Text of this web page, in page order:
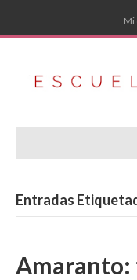
Mi
Entradas
Amaranto: